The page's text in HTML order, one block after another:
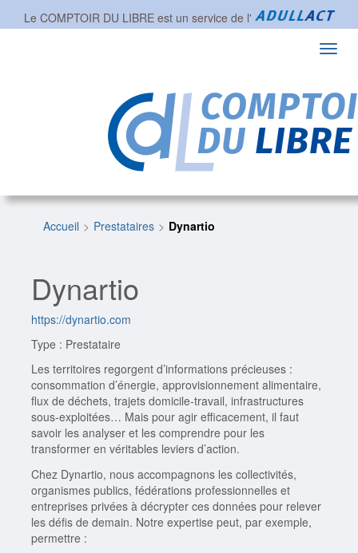
Le COMPTOIR DU LIBRE est un service de l'
Accueil Prestataires Dynartio
Dynartio
https://dynartio.com
Type : Prestataire
Les territoires regorgent d’informations précieuses :
consommation d’énergie, approvisionnement alimentaire,
flux de déchets, trajets domicile-travail, infrastructures
sous-exploitées… Mais pour agir efficacement, il faut
savoir les analyser et les comprendre pour les
transformer en véritables leviers d’action.
Chez Dynartio, nous accompagnons les collectivités,
organismes publics, fédérations professionnelles et
entreprises privées à décrypter ces données pour relever
les défis de demain. Notre expertise peut, par exemple,
permettre :